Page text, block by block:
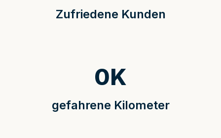
Zufriedene Kunden
gefahrene Kilometer
0K